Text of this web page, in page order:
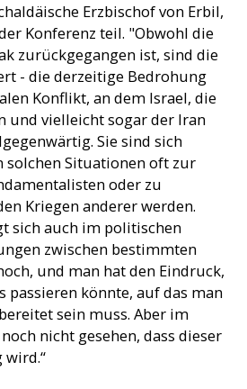
Erzbischof von Erbil,
Konferenz teil. "Obwohl die
zurückgegangen ist, sind die
- die derzeitige Bedrohung
Konflikt, an dem Israel, die
und vielleicht sogar der Iran
Sie sind sich
solchen Situationen oft zur
oder zu
Kriegen anderer werden.
sich auch im politischen
zwischen bestimmten
und man hat den Eindruck,
passieren könnte, auf das man
sein muss. Aber im
nicht gesehen, dass dieser